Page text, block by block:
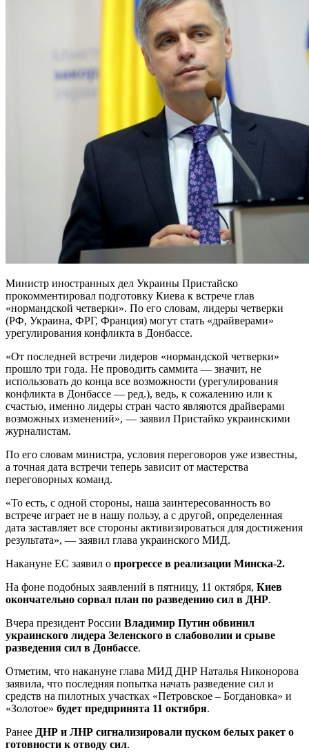
Министр иностранных дел Украины Пристайско
прокомментировал подготовку Киева к встрече глав
«нормандской четверки». По его словам, лидеры четверки
(РФ, Украина, ФРГ, Франция) могут стать «драйверами»
урегулирования конфликта в Донбассе.
«От последней встречи лидеров «нормандской четверки»
прошло три года. Не проводить саммита — значит, не
использовать до конца все возможности (урегулирования
конфликта в Донбассе — ред.), ведь, к сожалению или к
счастью, именно лидеры стран часто являются драйверами
возможных изменений», — заявил Пристайко украинскими
журналистам.
По его словам министра, условия переговоров уже известны,
а точная дата встречи теперь зависит от мастерства
переговорных команд.
«То есть, с одной стороны, наша заинтересованность во
встрече играет не в нашу пользу, а с другой, определенная
дата заставляет все стороны активизироваться для достижения
результата», — заявил глава украинского МИД.
Накануне ЕС заявил о прогрессе в реализации Минска-2.
На фоне подобных заявлений в пятницу, 11 октября, Киев
окончательно сорвал план по разведению сил в ДНР.
Вчера президент России Владимир Путин обвинил
украинского лидера Зеленского в слабоволии и срыве
разведения сил в Донбассе.
Отметим, что накануне глава МИД ДНР Наталья Никонорова
заявила, что последняя попытка начать разведение сил и
средств на пилотных участках «Петровское – Богдановка» и
«Золотое» будет предпринята 11 октября.
Ранее ДНР и ЛНР сигнализировали пуском белых ракет о
готовности к отводу сил.